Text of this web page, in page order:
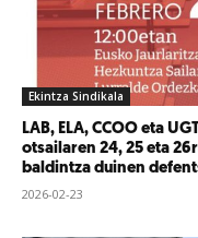
Ekintza Sindikala
LAB, ELA, CCOO eta
otsailaren 24, 25 eta
baldintza duinen
2026-02-23